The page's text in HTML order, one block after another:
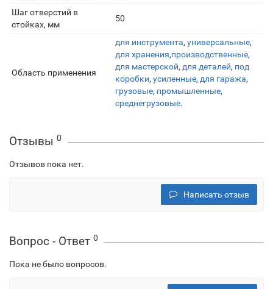
Шаг отверстий в
стойках, мм
50
Область применения
для инструмента, универсальные,
для хранения,производственные,
для мастерской, для деталей, под
коробки, усиленные, для гаража,
грузовые, промышленные,
среднегрузовые.
Отзывы 0
Отзывов пока нет.
Написать отзыв
Вопрос - Ответ 0
Пока не было вопросов.